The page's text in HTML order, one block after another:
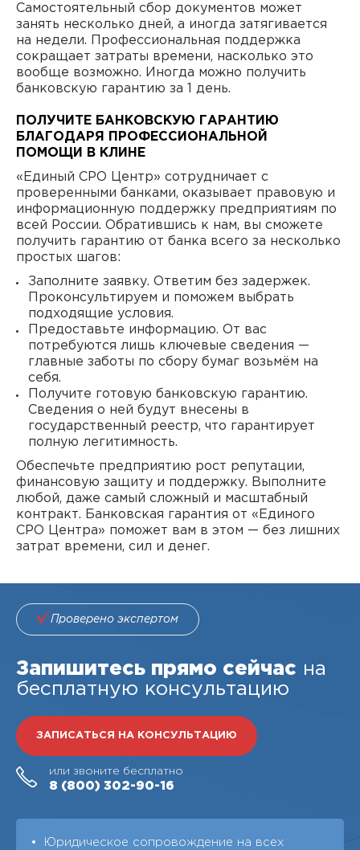
Самостоятельный сбор документов может
занять несколько дней, а иногда затягивается
на недели. Профессиональная поддержка
сокращает затраты времени, насколько это
вообще возможно. Иногда можно получить
банковскую гарантию за 1 день.
ПОЛУЧИТЕ БАНКОВСКУЮ ГАРАНТИЮ
БЛАГОДАРЯ ПРОФЕССИОНАЛЬНОЙ
ПОМОЩИ В КЛИНЕ
«Единый СРО Центр» сотрудничает с
проверенными банками, оказывает правовую и
информационную поддержку предприятиям по
всей России. Обратившись к нам, вы сможете
получить гарантию от банка всего за несколько
простых шагов:
Заполните заявку. Ответим без задержек.
Проконсультируем и поможем выбрать
подходящие условия.
Предоставьте информацию. От вас
потребуются лишь ключевые сведения —
главные заботы по сбору бумаг возьмём на
себя.
Получите готовую банковскую гарантию.
Сведения о ней будут внесены в
государственный реестр, что гарантирует
полную легитимность.
Обеспечьте предприятию рост репутации,
финансовую защиту и поддержку. Выполните
любой, даже самый сложный и масштабный
контракт. Банковская гарантия от «Единого
СРО Центра» поможет вам в этом — без лишних
затрат времени, сил и денег.
Проверено экспертом
Запишитесь прямо сейчас на
бесплатную консультацию
ЗАПИСАТЬСЯ НА КОНСУЛЬТАЦИЮ
или звоните бесплатно
8 (800) 302-90-16
Юридическое сопровождение на всех